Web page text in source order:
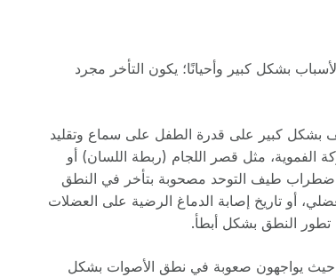
بشكل كبير وأحيانًا؛ يكون التأخر مجرد
بشكل كبير على قدرة الطفل على سماع وتقليد
مثل قصر اللجام (ربطة اللسان) أو
اضطراب طيف التوحد مصحوبة بتأخر في النطق
أو تاريخ إصابة الدماغ الرضية على العضلات
تطور النطق بشكل أبطأ.
يواجهون صعوبة في نطق الأصوات بشكل